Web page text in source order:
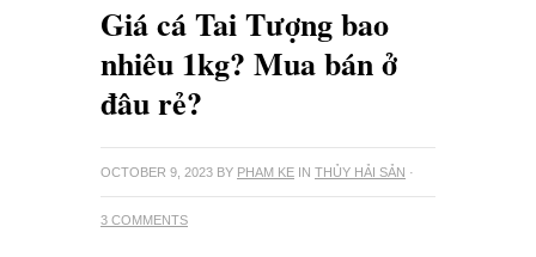
Giá cá Tai Tượng bao
nhiêu 1kg? Mua bán ở
đâu rẻ?
OCTOBER 9, 2023 BY PHAM KE IN THỦY HẢI SẢN ·
3 COMMENTS